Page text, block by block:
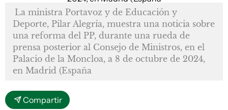
La ministra Portavoz y de Educación y
Deporte, Pilar Alegría, muestra una noticia sobre
una reforma del PP, durante una rueda de
prensa posterior al Consejo de Ministros, en el
Palacio de la Moncloa, a 8 de octubre de 2024,
en Madrid (España
Compartir